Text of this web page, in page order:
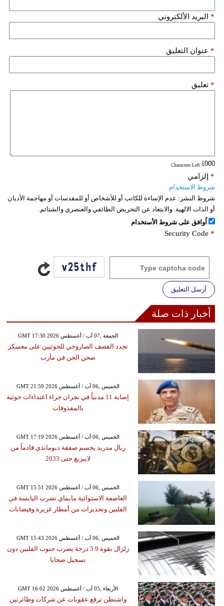
البريد الألكتروني *
عنوان التعليق *
تعليق *
: Characters Left
إلزامي *
شروط الاستخدام
شروط النشر: عدم الإساءة للكاتب أو للأشخاص أو للمقدسات أو مهاجمة الأديان
أو الذات الالهية. والابتعاد عن التحريض الطائفي والعنصري والشتائم.
اُوافق على شروط الأستخدام
Security Code *
أرسل التعليق
أخبار ذات صلة
GMT 17:30 2026 الجمعة ,07 آب / أغسطس
تجدد القصف الصاروخي للحوثيين على معسكر
صحن الجن في مأرب
GMT 21:59 2026 الخميس ,06 آب / أغسطس
إصابة 11 مدنياً في نجران جراء اعتداءات حوثية
بالمقذوفات
GMT 17:19 2026 الخميس ,06 آب / أغسطس
ريال مدريد يحسم صفقة ديوماندي قادماً من
لايبزيغ حتى 2033
GMT 15:51 2026 الخميس ,06 آب / أغسطس
العاصفة الاستوائية مايماي تضرب اليابسة في
الفلبين وتحذيرات من أمطار غزيرة وفيضانات
GMT 15:43 2026 الخميس ,06 آب / أغسطس
زلزال بقوة 5.9 درجة يضرب جنوب الفلبين دون
تسجيل ضحايا
GMT 16:02 2026 الأربعاء ,05 آب / أغسطس
واشنطن ترفع عقوبات عن شركات وطائرتين